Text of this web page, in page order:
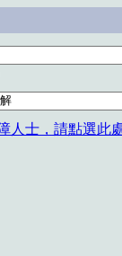
人士，請點選此